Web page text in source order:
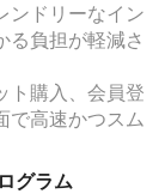
ンドリーなイン
る負担が軽減さ
ト購入、会員登
で高速かつスム
グラム